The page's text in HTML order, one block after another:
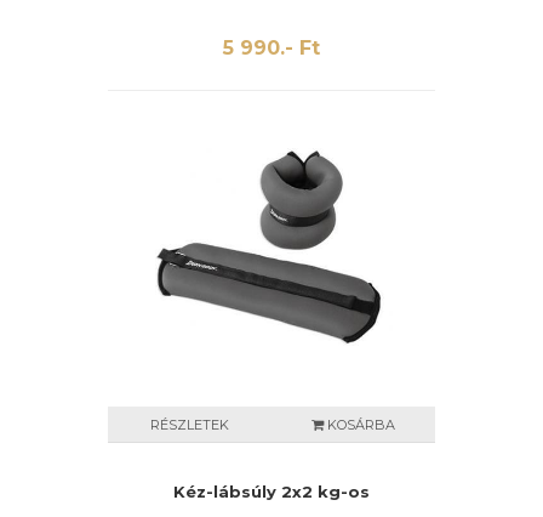
5 990.- Ft
RÉSZLETEK KOSÁRBA
Kéz-lábsúly 2x2 kg-os